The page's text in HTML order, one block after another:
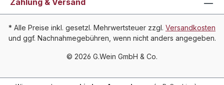
Zahlung & Versand
* Alle Preise inkl. gesetzl. Mehrwertsteuer zzgl. Versandkosten
und ggf. Nachnahmegebühren, wenn nicht anders angegeben.
© 2026 G.Wein GmbH & Co.